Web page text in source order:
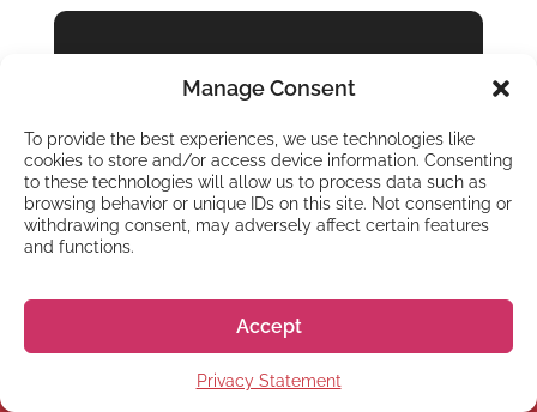
Manage Consent
To provide the best experiences, we use technologies like
cookies to store and/or access device information. Consenting
to these technologies will allow us to process data such as
browsing behavior or unique IDs on this site. Not consenting or
withdrawing consent, may adversely affect certain features
and functions.
Accept
Privacy Statement
GO! GO! NIHON
Sei pronto a Vivere
e Studiare in
Giappone?